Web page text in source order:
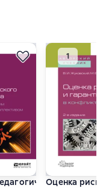
пособие для
Оценка